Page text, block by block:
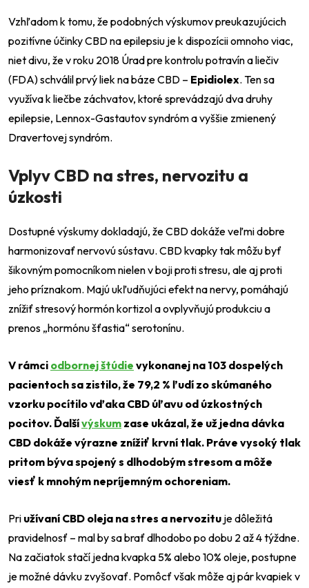
Vzhľadom k tomu, že podobných výskumov preukazujúcich
pozitívne účinky CBD na epilepsiu je k dispozícii omnoho viac,
niet divu, že v roku 2018 Úrad pre kontrolu potravín a liečiv
(FDA) schválil prvý liek na báze CBD – Epidiolex. Ten sa
využíva k liečbe záchvatov, ktoré sprevádzajú dva druhy
epilepsie, Lennox-Gastautov syndróm a vyššie zmienený
Dravertovej syndróm.
Vplyv CBD na stres, nervozitu a
úzkosti
Dostupné výskumy dokladajú, že CBD dokáže veľmi dobre
harmonizovať nervovú sústavu. CBD kvapky tak môžu byť
šikovným pomocníkom nielen v boji proti stresu, ale aj proti
jeho príznakom. Majú ukľudňujúci efekt na nervy, pomáhajú
znížiť stresový hormón kortizol a ovplyvňujú produkciu a
prenos „hormónu šťastia“ serotonínu.
V rámci odbornej štúdie vykonanej na 103 dospelých
pacientoch sa zistilo, že 79,2 % ľudí zo skúmaného
vzorku pocítilo vďaka CBD úľavu od úzkostných
pocitov. Ďalšívýskum zase ukázal, že už jedna dávka
CBD dokáže výrazne znížiť krvní tlak. Práve vysoký tlak
pritom býva spojený s dlhodobým stresom a môže
viesť k mnohým nepríjemným ochoreniam.
Pri užívaní CBD oleja na stres a nervozitu je dôležitá
pravidelnosť – mal by sa brať dlhodobo po dobu 2 až 4 týždne.
Na začiatok stačí jedna kvapka 5% alebo 10% oleje, postupne
je možné dávku zvyšovať. Pomôcť však môže aj pár kvapiek v